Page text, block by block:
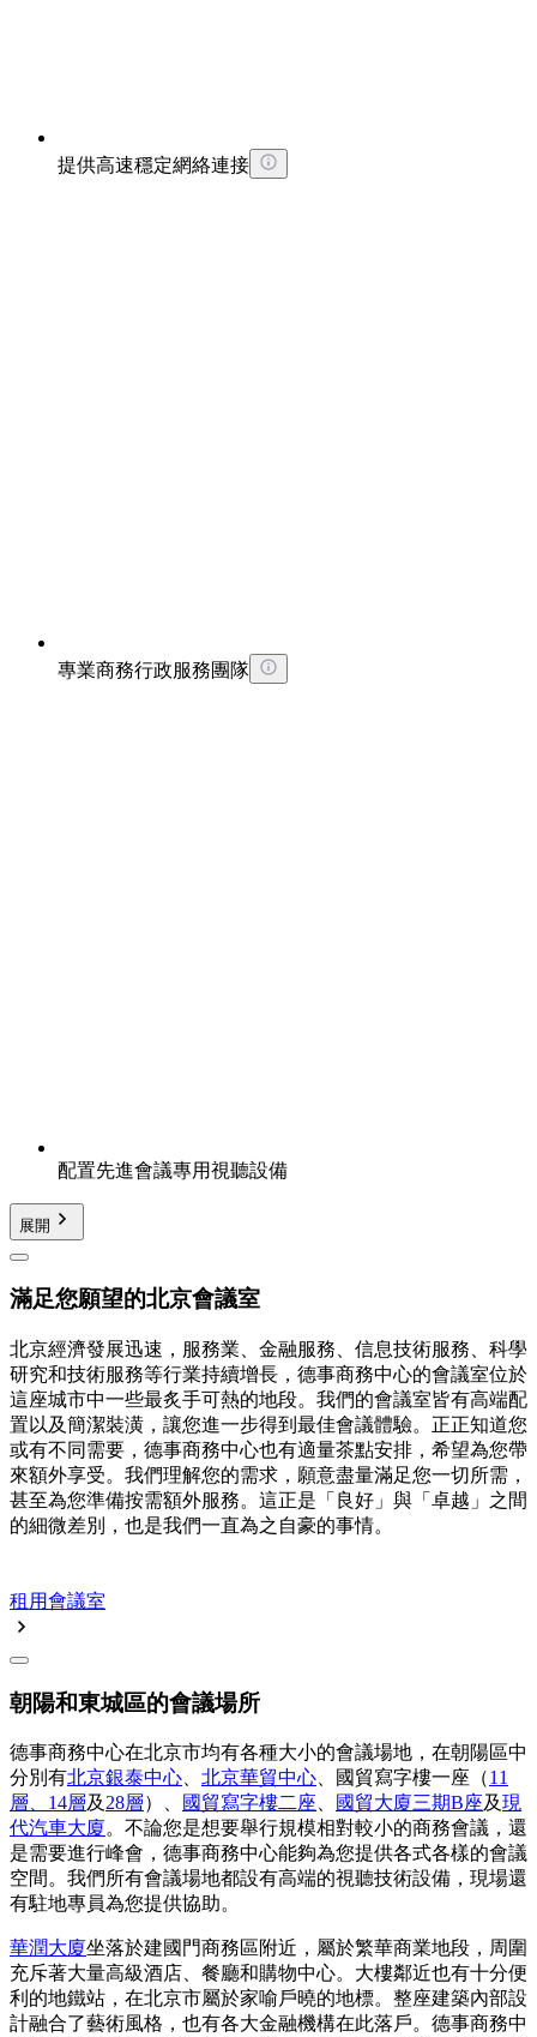
提供高速穩定網絡連接
專業商務行政服務團隊
配置先進會議專用視聽設備
展開
滿足您願望的北京會議室
北京經濟發展迅速，服務業、金融服務、信息技術服務、科學
研究和技術服務等行業持續增長，德事商務中心的會議室位於
這座城市中一些最炙手可熱的地段。我們的會議室皆有高端配
置以及簡潔裝潢，讓您進一步得到最佳會議體驗。正正知道您
或有不同需要，德事商務中心也有適量茶點安排，希望為您帶
來額外享受。我們理解您的需求，願意盡量滿足您一切所需，
甚至為您準備按需額外服務。這正是「良好」與「卓越」之間
的細微差別，也是我們一直為之自豪的事情。
租用會議室
朝陽和東城區的會議場所
德事商務中心在北京市均有各種大小的會議場地，在朝陽區中
分別有北京銀泰中心 北京華貿中心 、國貿寫字樓一座（11
層、14層及 28層）、 國貿寫字樓二座 國貿大廈三期B座及現
代汽車大廈。不論您是想要舉行規模相對較小的商務會議，還
是需要進行峰會，德事商務中心能夠為您提供各式各樣的會議
空間。我們所有會議場地都設有高端的視聽技術設備，現場還
有駐地專員為您提供協助。
華潤大廈坐落於建國門商務區附近，屬於繁華商業地段，周圍
充斥著大量高級酒店、餐廳和購物中心。大樓鄰近也有十分便
利的地鐵站，在北京市屬於家喻戶曉的地標。整座建築內部設
計融合了藝術風格，也有各大金融機構在此落戶。德事商務中